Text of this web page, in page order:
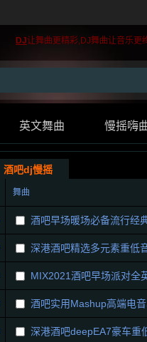
DJ让舞曲更精彩,DJ舞曲让音乐更
英文舞曲 慢摇嗨
酒吧dj慢摇
舞曲
酒吧早场暖场必备流行经
深港酒吧精选多元素重低
酒吧实用Mashup高端电
深港酒吧deepEA7豪车重